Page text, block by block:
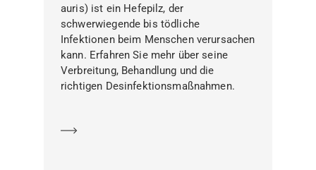
auris) ist ein Hefepilz, der
schwerwiegende bis tödliche
Infektionen beim Menschen verursachen
kann. Erfahren Sie mehr über seine
Verbreitung, Behandlung und die
richtigen Desinfektionsmaßnahmen.